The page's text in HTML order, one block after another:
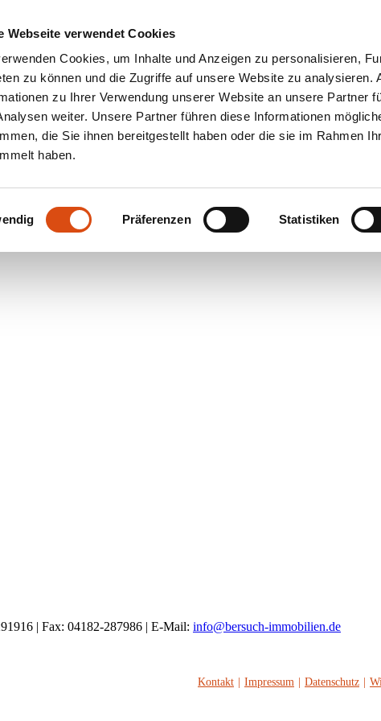
Webseite verwendet Cookies
Cookies, um Inhalte und Anzeigen zu personalisieren,
zu können und die Zugriffe auf unsere Website zu analysieren.
zu Ihrer Verwendung unserer Website an unsere Partner
weiter. Unsere Partner führen diese Informationen
die Sie ihnen bereitgestellt haben oder die sie im Rahmen
haben.
Präferenzen Statistiken
| Fax: 04182-287986 | E-Mail: info@bersuch-immobilien.de
Kontakt Impressum Datenschutz